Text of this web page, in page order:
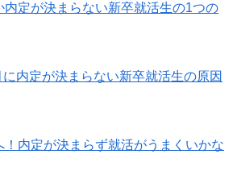
定が決まらない新卒就活生の1つの
内定が決まらない新卒就活生の原因
！内定が決まらず就活がうまくいかな